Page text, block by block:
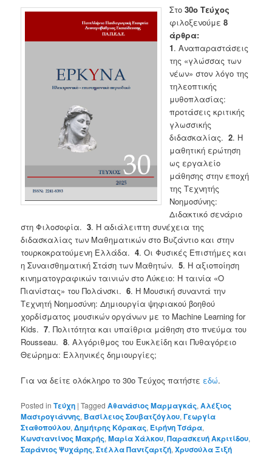
Στο30ο Τεύχος
φιλοξενούμε8
άρθρα:
1. Αναπαραστάσεις
της «γλώσσας των
νέων» στον λόγο της
τηλεοπτικής
μυθοπλασίας:
προτάσεις κριτικής
γλωσσικής
διδασκαλίας.2. Η
μαθητική ερώτηση
ως εργαλείο
μάθησης στην εποχή
της Τεχνητής
Νοημοσύνης:
Διδακτικό σενάριο
στη Φιλοσοφία.3. Η αδιάλειπτη συνέχεια της
διδασκαλίας των Μαθηματικών στο Βυζάντιο και στην
τουρκοκρατούμενη Ελλάδα.4. Οι Φυσικές Επιστήμες και
η Συναισθηματική Στάση των Μαθητών.5. Η αξιοποίηση
κινηματογραφικών ταινιών στο Λύκειο: Η ταινία «Ο
Πιανίστας» του Πολάνσκι.6. Η Μουσική συναντά την
Τεχνητή Νοημοσύνη: Δημιουργία ψηφιακού βοηθού
χορδίσματος μουσικών οργάνων με το Machine Learning for
Kids.7. Πολιτότητα και υπαίθρια μάθηση στο πνεύμα του
Rousseau.8. Αλγόριθμος του Ευκλείδη και Πυθαγόρειο
Θεώρημα: Ελληνικές δημιουργίες;
Για να δείτε ολόκληρο το 30ο Τεύχος πατήστε εδώ.
Posted in Τεύχη |Tagged Αθανάσιος Μαρμαγκάς,Αλέξιος
Μαστρογιάννης, Βασίλειος Σουβατζόγλου,Γεωργία
Σταθοπούλου,Δημήτρης Κόρακας, Ειρήνη Τσάρα,
Κωνσταντίνος Μακρής,Μαρία Χάλκου,Παρασκευή Ακριτίδου,
Σαράντος Ψυχάρης,Στέλλα Παντζαρτζή,Χρυσούλα Ξιξή